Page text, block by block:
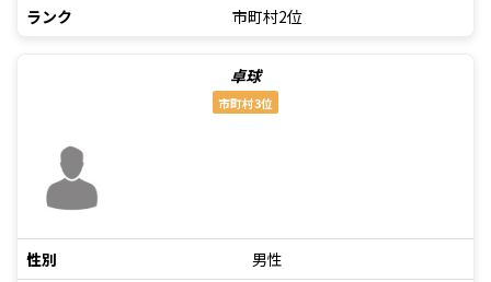
ランク
市町村2位
卓球
市町村3位
性別
男性